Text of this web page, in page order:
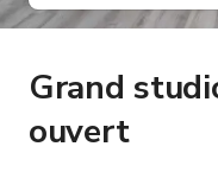
Grand
ouvert